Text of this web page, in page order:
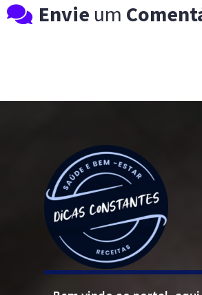
Envie um